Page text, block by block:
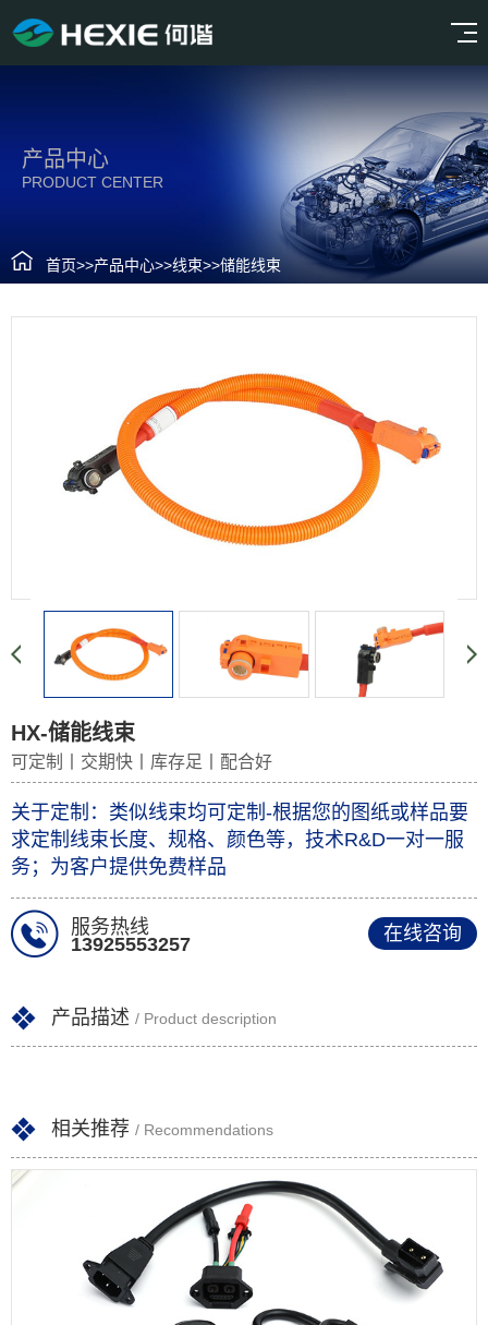
产品中心
PRODUCT CENTER
首页>>产品中心>>线束>>储能线束
HX-储能线束
可定制丨交期快丨库存足丨配合好
关于定制：类似线束均可定制-根据您的图纸或样品要
求定制线束长度、规格、颜色等，技术R&D一对一服
务；为客户提供免费样品
服务热线
13925553257
在线咨询
产品描述 / Product description
相关推荐 / Recommendations